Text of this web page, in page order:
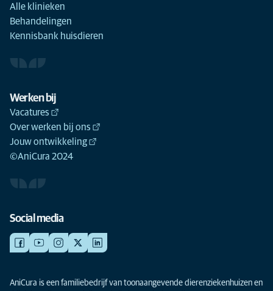
Alle klinieken
Behandelingen
Kennisbank huisdieren
Werken bij
Vacatures
Over werken bij ons
Jouw ontwikkeling
©AniCura 2024
Social media
AniCura is een familiebedrijf van toonaangevende dierenziekenhuizen en